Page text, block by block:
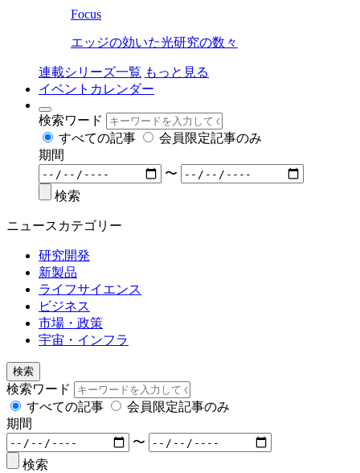
Focus
エッジの効いた光研究の数々
連載シリーズ一覧 もっと見る
イベントカレンダー
検索ワード
すべての記事
会員限定記事のみ
期間
〜
検索
ニュースカテゴリー
研究開発
新製品
ライフサイエンス
ビジネス
市場・政策
宇宙・インフラ
検索
検索ワード
すべての記事
会員限定記事のみ
期間
〜
検索